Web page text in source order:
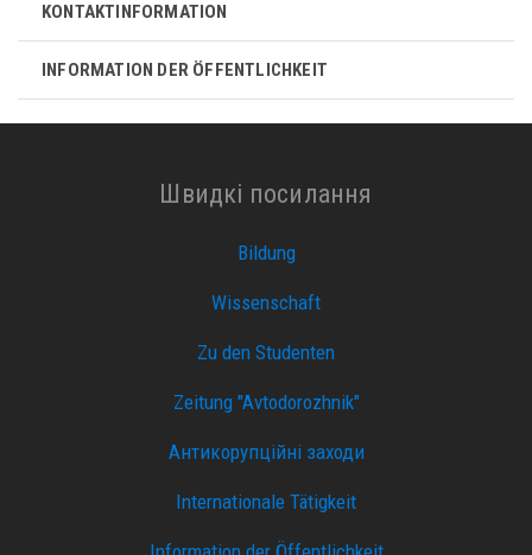
KONTAKTINFORMATION
INFORMATION DER ÖFFENTLICHKEIT
Швидкі посилання
Bildung
Wissenschaft
Zu den Studenten
Zeitung "Avtodorozhnik"
Антикорупційні заходи
Internationale Tätigkeit